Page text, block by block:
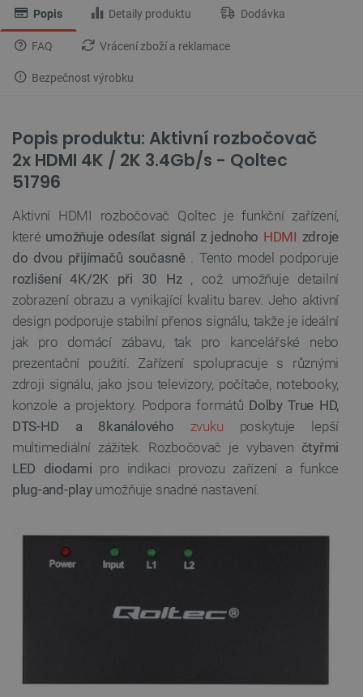
Popis Detaily produktu Dodávka
FAQ Vrácení zboží a reklamace
Bezpečnost výrobku
Popis produktu: Aktivní rozbočovač
2x HDMI 4K / 2K 3.4Gb/s - Qoltec
51796
Aktivní HDMI rozbočovač Qoltec je funkční zařízení,
které umožňuje odesílat signál z jednoho HDMI zdroje
do dvou přijímačů současně. Tento model podporuje
rozlišení 4K/2K při 30 Hz, což umožňuje detailní
zobrazení obrazu a vynikající kvalitu barev. Jeho aktivní
design podporuje stabilní přenos signálu, takže je ideální
jak pro domácí zábavu, tak pro kancelářské nebo
prezentační použití. Zařízení spolupracuje s různými
zdroji signálu, jako jsou televizory, počítače, notebooky,
konzole a projektory. Podpora formátů Dolby True HD,
DTS-HD a 8kanálového
zvuku poskytuje lepší
multimediální zážitek. Rozbočovač je vybaven čtyřmi
LED diodami pro indikaci provozu zařízení a funkce
plug-and-playumožňuje snadné nastavení.